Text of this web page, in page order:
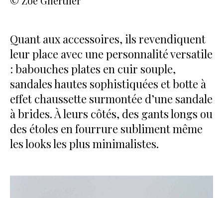
Quant aux accessoires, ils revendiquent
leur place avec une personnalité versatile
: babouches plates en cuir souple,
sandales hautes sophistiquées et botte à
effet chaussette surmontée d’une sandale
à brides. À leurs côtés, des gants longs ou
des étoles en fourrure subliment même
les looks les plus minimalistes.